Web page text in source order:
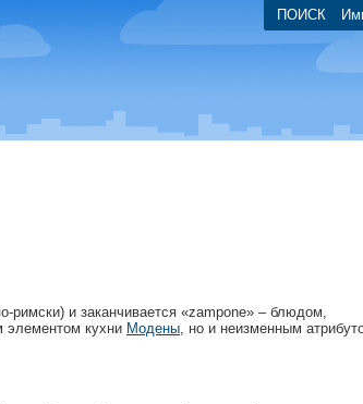
ПОИСК
римски) и заканчивается «zampone» – блюдом,
элементом кухни Модены , но и неизменным